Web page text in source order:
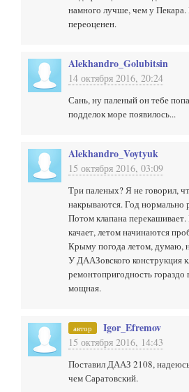
намного лучше, чем у
переоценен.
Alekhandro_Golubitsin
14 октября 2016, 20:24
Сань, ну паленый он тебе
подделок море появилось...
Alekhandro_Voytyuk
15 октября 2016, 03:09
Три паленых? Я не говорил,
накрываются. Год нормально
Потом клапана
качает, летом начинаются
Крыму погода летом, думаю,
У ДААЗовского конструкция
ремонтопригодность
мощная.
автор Igor_Efremov
15 октября 2016, 14:43
Поставил ДААЗ 2108,
чем Саратовский.